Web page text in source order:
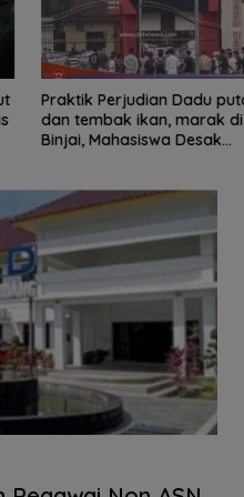
Praktik Perjudian Dadu putar
dan tembak ikan, marak di
Binjai, Mahasiswa Desak